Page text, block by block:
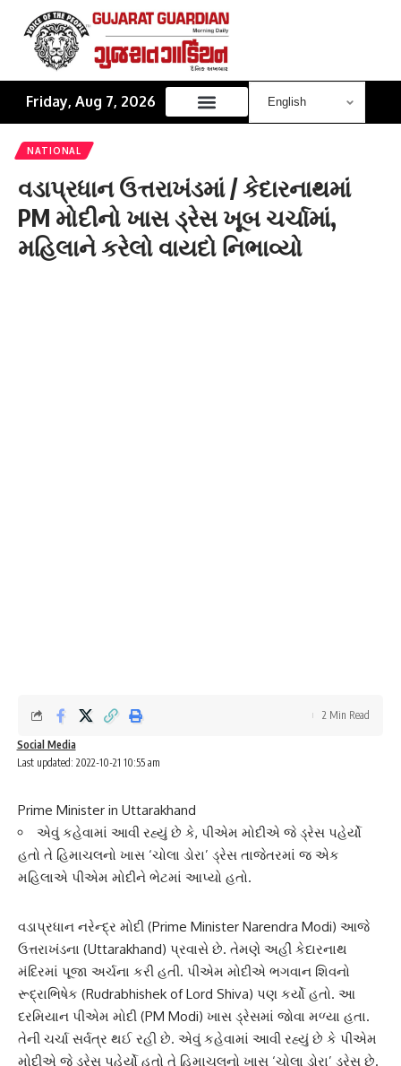
Friday, Aug 7, 2026
NATIONAL
વડાપ્રધાન ઉત્તરાખંડમાં / કેદારનાથમાં
PM મોદીનો ખાસ ડ્રેસ ખૂબ ચર્ચામાં,
મહિલાને કરેલો વાયદો નિભાવ્યો
Last updated: 2022-10-21 10:55 am
Social Media
2 Min Read
Prime Minister in Uttarakhand
એવું કહેવામાં આવી રહ્યું છે કે, પીએમ મોદીએ જે ડ્રેસ પહેર્યો
હતો તે હિમાચલનો ખાસ ‘ચોલા ડોરા’ ડ્રેસ તાજેતરમાં જ એક
મહિલાએ પીએમ મોદીને ભેટમાં આપ્યો હતો.
વડાપ્રધાન નરેન્દ્ર મોદી (Prime Minister Narendra Modi) આજે
ઉત્તરાખંડના (Uttarakhand) પ્રવાસે છે. તેમણે અહીં કેદારનાથ
મંદિરમાં પૂજા અર્ચના કરી હતી. પીએમ મોદીએ ભગવાન શિવનો
રૂદ્રાભિષેક (Rudrabhishek of Lord Shiva) પણ કર્યો હતો. આ
દરમિયાન પીએમ મોદી (PM Modi) ખાસ ડ્રેસમાં જોવા મળ્યા હતા.
તેની ચર્ચા સર્વત્ર થઈ રહી છે. એવું કહેવામાં આવી રહ્યું છે કે પીએમ
મોદીએ જે ડ્રેસ પહેર્યો હતો તે હિમાચલનો ખાસ ‘ચોલા ડોરા’ ડ્રેસ છે.